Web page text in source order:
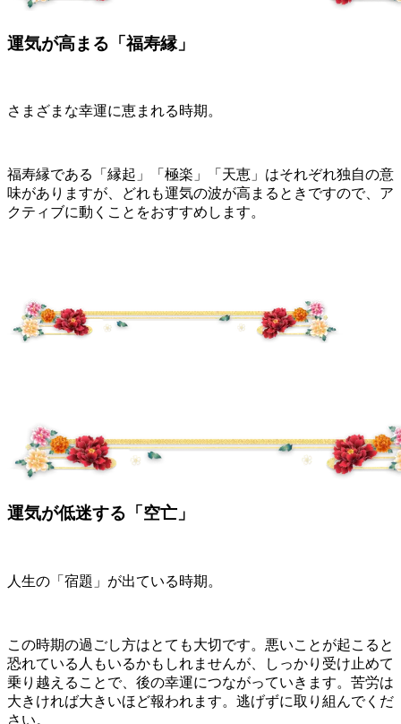
運気が高まる「福寿縁」
さまざまな幸運に恵まれる時期。
福寿縁である「縁起」「極楽」「天恵」はそれぞれ独自の意
味がありますが、どれも運気の波が高まるときですので、ア
クティブに動くことをおすすめします。
運気が低迷する「空亡」
人生の「宿題」が出ている時期。
この時期の過ごし方はとても大切です。悪いことが起こると
恐れている人もいるかもしれませんが、しっかり受け止めて
乗り越えることで、後の幸運につながっていきます。苦労は
大きければ大きいほど報われます。逃げずに取り組んでくだ
さい。